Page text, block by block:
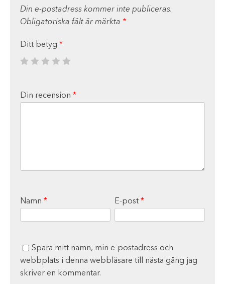
Din e-postadress kommer inte publiceras.
Obligatoriska fält är märkta *
Ditt betyg *
Din recension *
Namn * E-post *
Spara mitt namn, min e-postadress och
webbplats i denna webbläsare till nästa gång jag
skriver en kommentar.